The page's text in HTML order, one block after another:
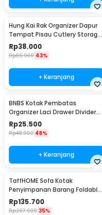
Hung Kai Rak Organizer Dapur
Tempat Pisau Cutlery Storage
Box - PP23
Rp38.000
Rp65.900 43%
+ Keranjang
BNBS Kotak Pembatas
Organizer Laci Drawer Divider
Box Plastik 8 PCS - HJ1992
Rp25.500
Rp48.900 48%
+ Keranjang
TaffHOME Sofa Kotak
Penyimpanan Barang Foldable
Storage Box 76x38x36.5cm -
L1705
Rp135.700
Rp207.900 35%